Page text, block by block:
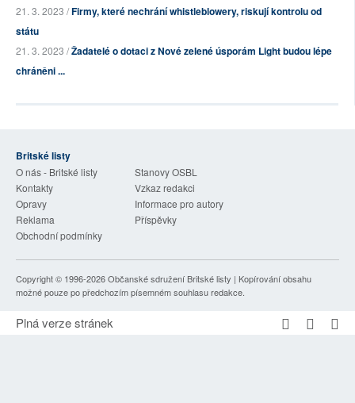
21. 3. 2023 /Firmy, které nechrání whistleblowery, riskují kontrolu od
státu
21. 3. 2023 /Žadatelé o dotaci z Nové zelené úsporám Light budou lépe
chráněni ...
Britské listy
O nás - Britské listy
Stanovy OSBL
Kontakty
Vzkaz redakci
Opravy
Informace pro autory
Reklama
Příspěvky
Obchodní podmínky
Copyright © 1996-2026Občanské sdružení Britské listy | Kopírování obsahu
možné pouze po předchozím písemném souhlasu redakce.
Plná verze stránek